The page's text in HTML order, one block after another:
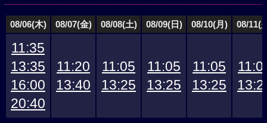
08/06(木) 08/07(金) 08/08(土) 08/09(日) 08/10(月) 08/11(
11:35
13:35
16:00
20:40
11:20
13:40
11:05
13:25
11:05
13:25
11:05
13:25